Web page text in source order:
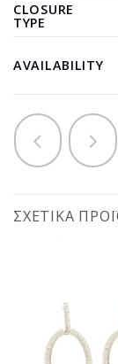
CLOSURE
TYPE
AVAILABILITY
ΣΧΕΤΙΚΆ